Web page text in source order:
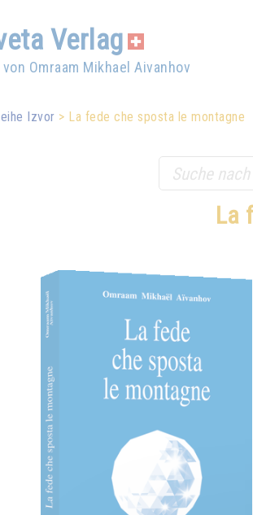
Verlag
Omraam Mikhael Aivanhov
Izvor La fede che sposta le montagne
La